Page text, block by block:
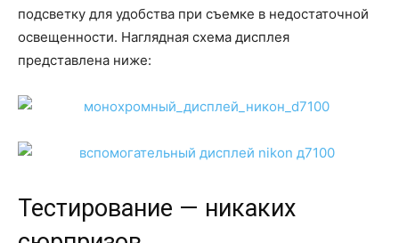
подсветку для удобства при съемке в недостаточной
освещенности. Наглядная схема дисплея
представлена ниже:
Тестирование — никаких